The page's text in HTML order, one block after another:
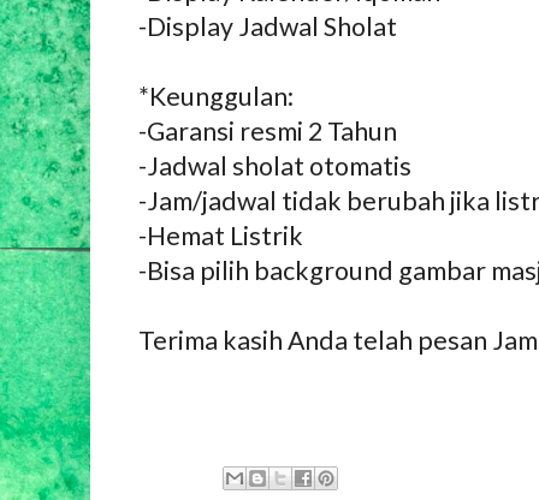
-Display Jadwal Sholat
*Keunggulan:
-Garansi resmi 2 Tahun
-Jadwal sholat otomatis
-Jam/jadwal tidak berubah jika
-Hemat Listrik
-Bisa pilih background gambar
Terima kasih Anda telah pesan